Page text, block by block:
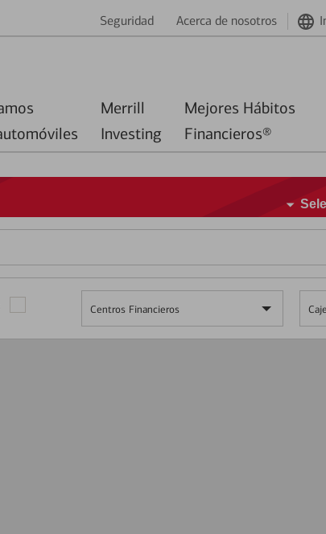
Seguridad Acerca de nosotros
Merrill
Investing
Mejores Hábitos
Financieros®
Centros Financieros